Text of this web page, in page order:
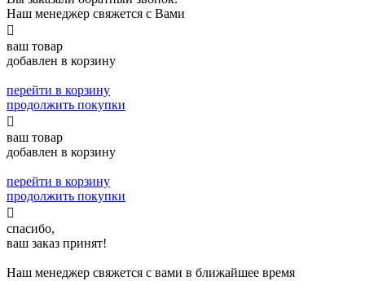
Наш менеджер свяжется с Вами

ваш товар
добавлен в корзину
перейти в корзину
продолжить покупки

ваш товар
добавлен в корзину
перейти в корзину
продолжить покупки

спасибо,
ваш заказ принят!
Наш менеджер свяжется с вами в ближайшее время